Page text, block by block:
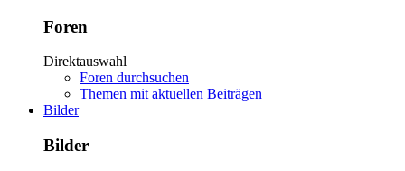
Foren
Direktauswahl
Foren durchsuchen
Themen mit aktuellen Beiträgen
Bilder
Bilder